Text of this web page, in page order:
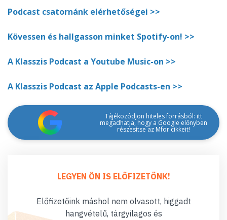
Podcast csatornánk elérhetőségei >>
Kövessen és hallgasson minket Spotify-on! >>
A Klasszis Podcast a Youtube Music-on >>
A Klasszis Podcast az Apple Podcasts-en >>
Tájékozódjon hiteles forrásból: itt
megadhatja, hogy a Google előnyben
részesítse az Mfor cikkeit!
LEGYEN ÖN IS ELŐFIZETŐNK!
Előfizetőink máshol nem olvasott, higgadt
hangvételű, tárgyilagos és